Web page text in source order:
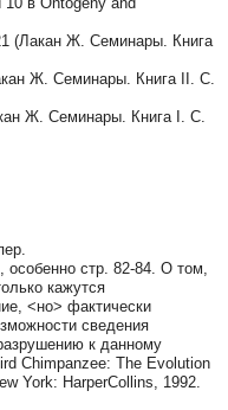
(Лакан Ж. Семинары. Книга
Ж. Семинары. Книга II. С.
Ж. Семинары. Книга I. С.
стр. 82-84. О том,
кажутся
<но> фактически
сведения
к данному
Chimpanzee: The Evolution
York: HarperCollins, 1992.